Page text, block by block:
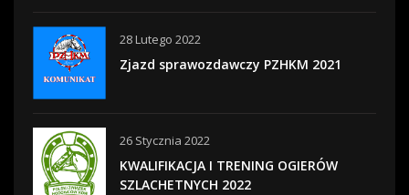
28 Lutego 2022
Zjazd sprawozdawczy PZHKM 2021
26 Stycznia 2022
KWALIFIKACJA I TRENING OGIERÓW
SZLACHETNYCH 2022